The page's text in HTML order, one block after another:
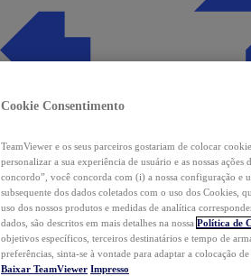
Cookie Consentimento
TeamViewer e os seus parceiros gostariam de colocar
personalizar a sua experiência de usuário e as nossas
concordo”, você concorda com (i) a nossa configuração e
subsequente dos dados coletados com o uso dos Cookies,
uso dos nossos produtos e medidas de analítica
dados, são descritos em mais detalhes na nossa Política de
objetivos específicos, terceiros destinatários e tempo de
preferências, sinta-se à vontade para adaptar a colocação
Baixar TeamViewer Impresso